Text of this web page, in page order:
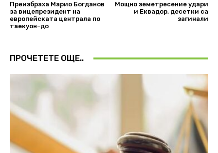
Преизбраха Марио Богданов
за вицепрезидент на
европейската централа по
таекуон-до
Мощно земетресение удари
и Еквадор, десетки са
загинали
ПРОЧЕТЕТЕ ОЩЕ..